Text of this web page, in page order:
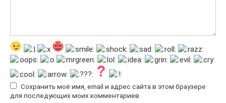
Сохранить моё имя, email и адрес сайта в этом браузере
для последующих моих комментариев.